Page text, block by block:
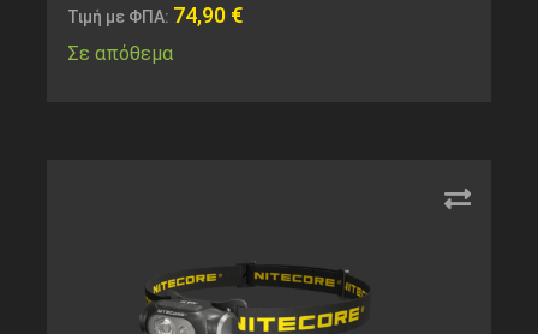
Τιμή με ΦΠΑ: 74,90 €
Σε απόθεμα